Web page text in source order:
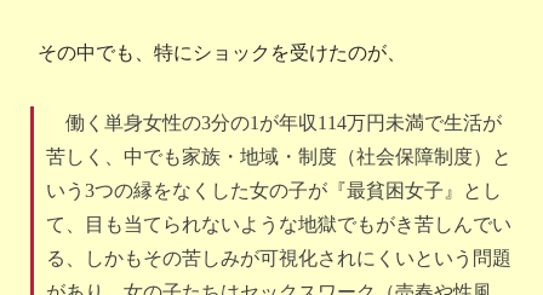
その中でも、特にショックを受けたのが、
働く単身女性の3分の1が年収114万円未満で生活が
苦しく、中でも家族・地域・制度（社会保障制度）と
いう3つの縁をなくした女の子が『最貧困女子』とし
て、目も当てられないような地獄でもがき苦しんでい
る、しかもその苦しみが可視化されにくいという問題